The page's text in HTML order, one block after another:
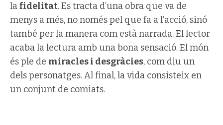
lafidelitat. Es tracta d’una obra que va de
menys a més, no només pel que fa a l’acció, sinó
també per la manera com està narrada. El lector
acaba la lectura amb una bona sensació. El món
és ple de miracles i desgràcies, com diu un
dels personatges. Al final, la vida consisteix en
un conjunt de comiats.